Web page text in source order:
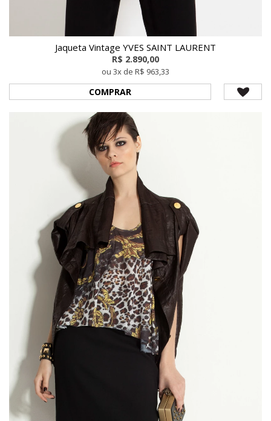
Jaqueta Vintage YVES SAINT LAURENT
R$ 2.890,00
ou 3x de R$ 963,33
COMPRAR